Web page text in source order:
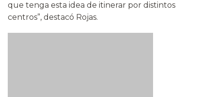
que tenga esta idea de itinerar por distintos
centros”, destacó Rojas.